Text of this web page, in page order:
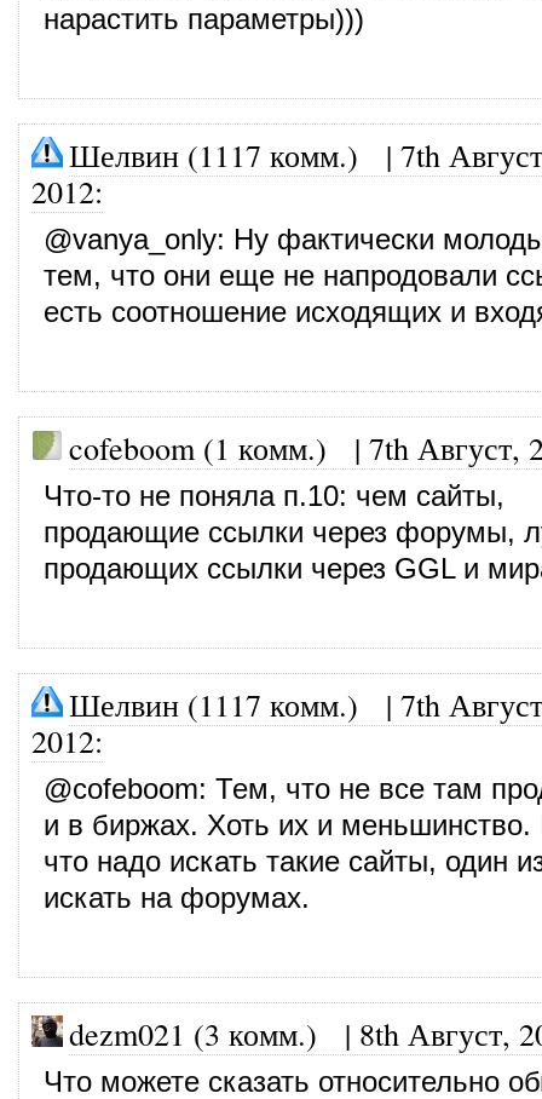
нарастить параметры)))
Шелвин (1117 комм.) | 7th
2012:
@vanya_only: Ну фактически
тем, что они еще не напродовали
есть соотношение исходящих и
cofeboom (1 комм.) | 7th Август,
Что-то не поняла п.10: чем сайты,
продающие ссылки через форумы,
продающих ссылки через GGL и
Шелвин (1117 комм.) | 7th
2012:
@cofeboom: Тем, что не все там
и в биржах. Хоть их и меньшинство.
что надо искать такие сайты, один
искать на форумах.
dezm021 (3 комм.) | 8th Август,
Что можете сказать относительно